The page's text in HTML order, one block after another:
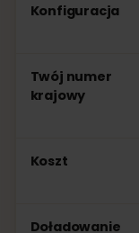
Konfiguracja
Twój numer
krajowy
Koszt
Doładowanie